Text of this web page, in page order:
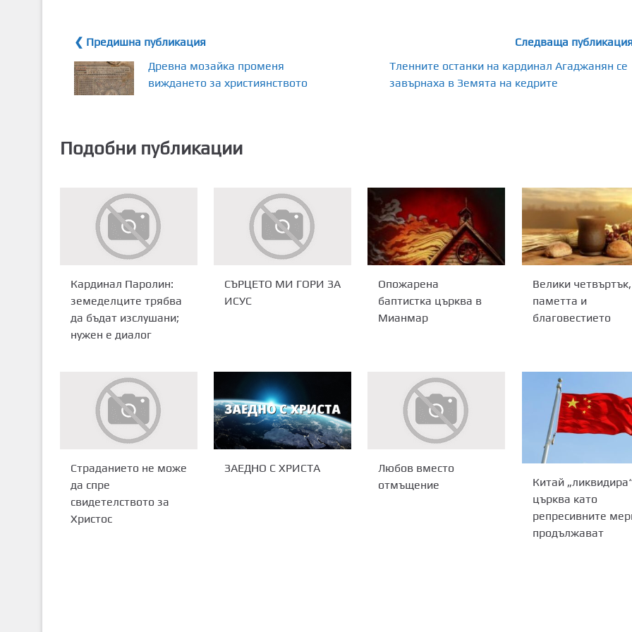
❮ Предишна публикация
Древна мозайка променя
виждането за християнството
Следваща
Тленните останки на кардинал Агаджанян се
завърнаха в Земята на кедрите
Подобни публикации
Кардинал Паролин:
земеделците трябва
да бъдат изслушани;
нужен е диалог
СЪРЦЕТО МИ ГОРИ ЗА
ИСУС
Опожарена
баптистка църква в
Мианмар
Велики четвъртък,
паметта и
благовестието
Страданието не може
да спре
свидетелството за
Христос
ЗАЕДНО С ХРИСТА
Любов вместо
отмъщение
Китай
църква като
репресивните
продължават